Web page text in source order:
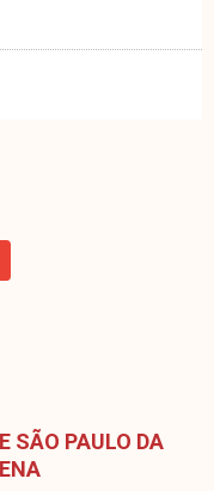
SÃO PAULO DA